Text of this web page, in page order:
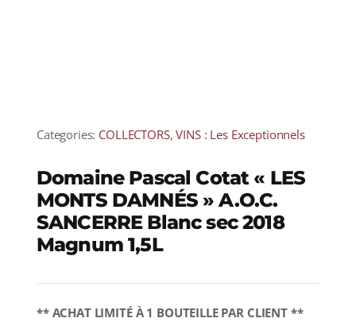
Categories: COLLECTORS,VINS : Les Exceptionnels
Domaine Pascal Cotat « LES
MONTS DAMNÉS » A.O.C.
SANCERRE Blanc sec 2018
Magnum 1,5L
** ACHAT LIMITÉ À 1 BOUTEILLE PAR CLIENT **